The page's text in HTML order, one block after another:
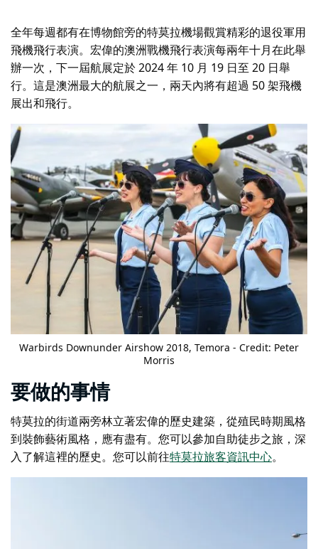
全年每週都有在博物館旁的特莫拉機場觀賞精彩的退役軍用
飛機飛行表演。宏偉的澳洲戰機飛行表演每兩年十月在此舉
辦一次，下一屆航展定於 2024 年 10 月 19 日至 20 日舉
行。這是澳洲最大的航展之一，兩天內將有超過 50 架飛機
展出和飛行。
Warbirds Downunder Airshow 2018, Temora - Credit: Peter
Morris
要做的事情
特莫拉的街道兩旁林立著宏偉的歷史建築，從殖民時期風格
到裝飾藝術風格，應有盡有。您可以參加自助徒步之旅，深
入了解這裡的歷史。您可以前往特莫拉旅客資訊中心。